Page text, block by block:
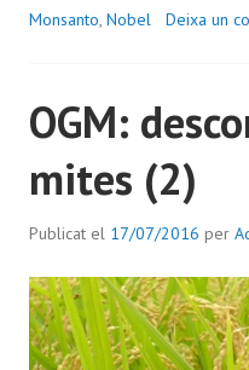
Monsanto, Nobel Deixa un
OGM:
mites (2)
Publicat el 17/07/2016 per